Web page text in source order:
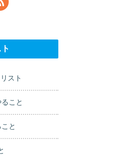
スト
こと
と